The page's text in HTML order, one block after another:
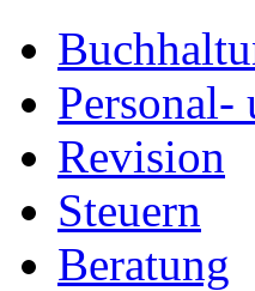
Revision
Steuern
Beratung